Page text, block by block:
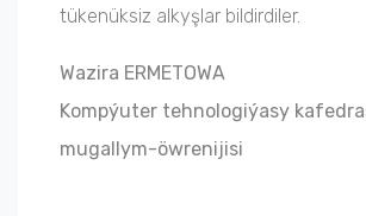
tükenüksiz alkyşlar bildirdiler.
Wazira ERMETOWA
Kompýuter tehnologiýasy
mugallym-öwrenijisi